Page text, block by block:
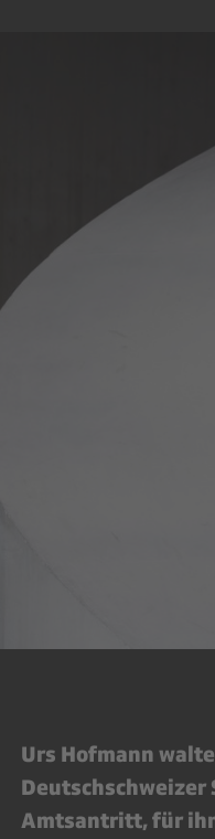
Urs Hofmann
Amtsantritt, für